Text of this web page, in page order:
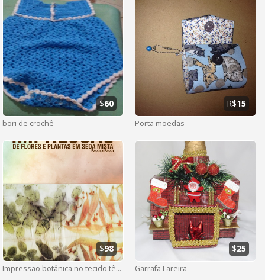
bori de crochê
$60
Porta moedas
R$15
Impressão botânica no tecido têxtil
$98
Garrafa Lareira
$25